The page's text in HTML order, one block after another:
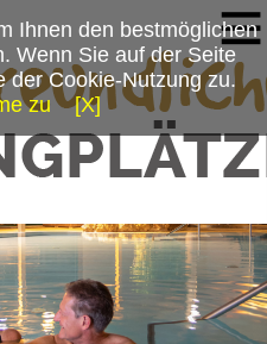
Ihnen den bestmöglichen
Wenn Sie auf der Seite
der Cookie-Nutzung zu.
zu
[X]